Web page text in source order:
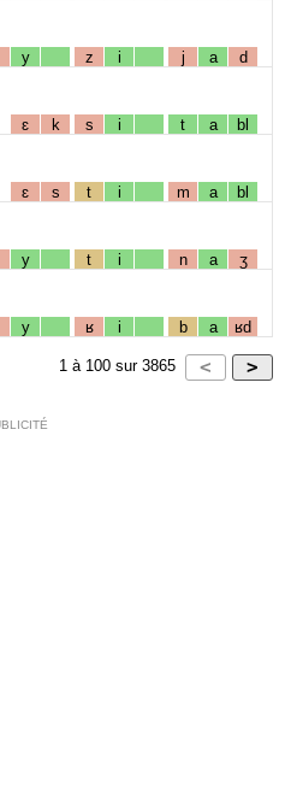
y z i j a d
ɛ k s i t a bl
ɛ s t i m a bl
y t i n a ʒ
y ʁ i b a ʁd
1 à 100 sur 3865